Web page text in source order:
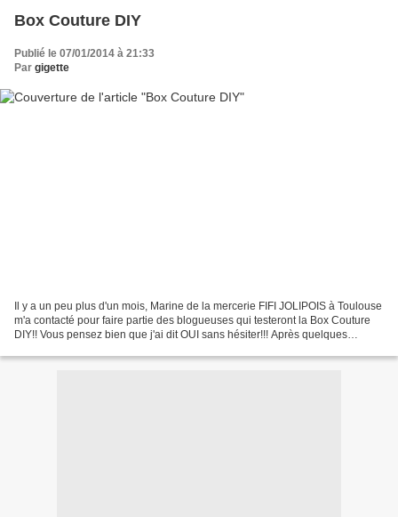
Box Couture DIY
Publié le 07/01/2014 à 21:33
Par gigette
Il y a un peu plus d'un mois, Marine de la mercerie FIFI JOLIPOIS à Toulouse
m'a contacté pour faire partie des blogueuses qui testeront la Box Couture
DIY!! Vous pensez bien que j'ai dit OUI sans hésiter!!! Après quelques